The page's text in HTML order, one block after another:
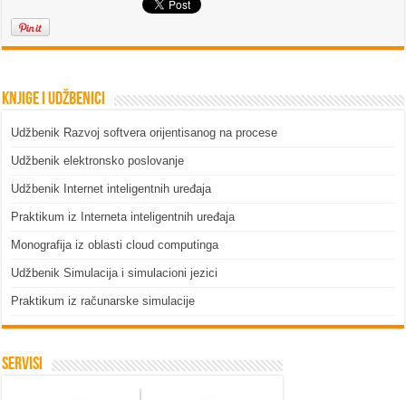
Knjige i udžbenici
Udžbenik Razvoj softvera orijentisanog na procese
Udžbenik elektronsko poslovanje
Udžbenik Internet inteligentnih uređaja
Praktikum iz Interneta inteligentnih uređaja
Monografija iz oblasti cloud computinga
Udžbenik Simulacija i simulacioni jezici
Praktikum iz računarske simulacije
Servisi